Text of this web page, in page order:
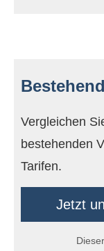
Vergleichen
bestehenden
Tarifen.
Jetzt